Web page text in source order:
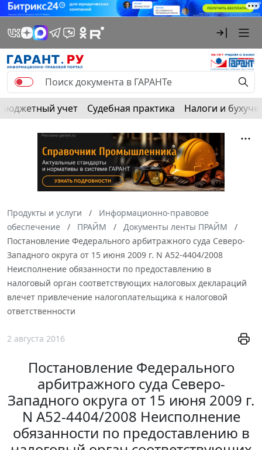
Бюджетный учет Судебная практика Налоги и
Продукты и услуги
Информационно-правовое
обеспечение
ПРАЙМ
Документы ленты ПРАЙМ
Постановление Федерального арбитражного суда Северо-
Западного округа от 15 июня 2009 г. N А52-4404/2008
Неисполнение обязанности по предоставлению в
налоговый орган соответствующих налоговых деклараций
влечет привлечение налогоплательщика к налоговой
ответственности
2 августа 2016
Постановление Федерального
арбитражного суда Северо-
Западного округа от 15 июня 2009 г.
N А52-4404/2008 Неисполнение
обязанности по предоставлению в